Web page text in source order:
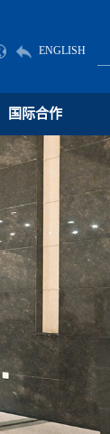
ENGLISH
国际合作